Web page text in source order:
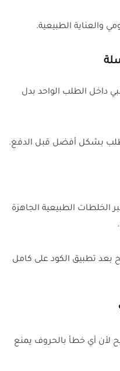
والعناية الطبيعية.
داخل الطلب الواحد بدل
بشكل أفضل قبل الدفع.
الطبيعية الجاهزة
تطبيق الكود على كامل
لأن أي خطأ بالحروف يمنع